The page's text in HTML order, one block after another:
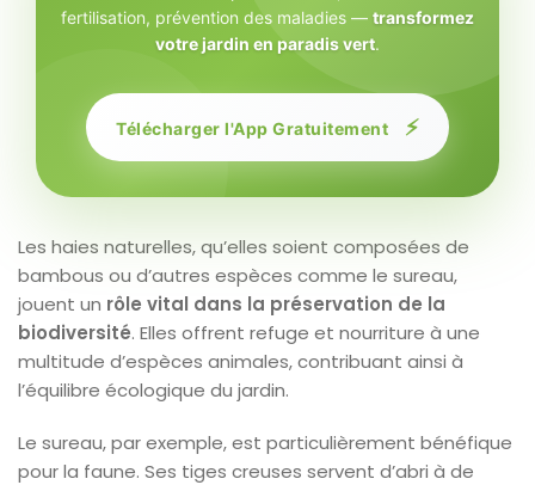
fertilisation, prévention des maladies — transformez
votre jardin en paradis vert.
Télécharger l'App Gratuitement ⚡
Les haies naturelles, qu’elles soient composées de
bambous ou d’autres espèces comme le sureau,
jouent un rôle vital dans la préservation de la
biodiversité. Elles offrent refuge et nourriture à une
multitude d’espèces animales, contribuant ainsi à
l’équilibre écologique du jardin.
Le sureau, par exemple, est particulièrement bénéfique
pour la faune. Ses tiges creuses servent d’abri à de